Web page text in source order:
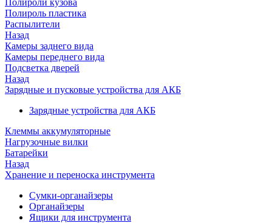
Полироли кузова
Полироль пластика
Распылители
Назад
Камеры заднего вида
Камеры переднего вида
Подсветка дверей
Назад
Зарядные и пусковые устройства для АКБ
Зарядные устройства для АКБ
Клеммы аккумуляторные
Нагрузочные вилки
Батарейки
Назад
Хранение и переноска инструмента
Сумки-органайзеры
Органайзеры
Ящики для инструмента